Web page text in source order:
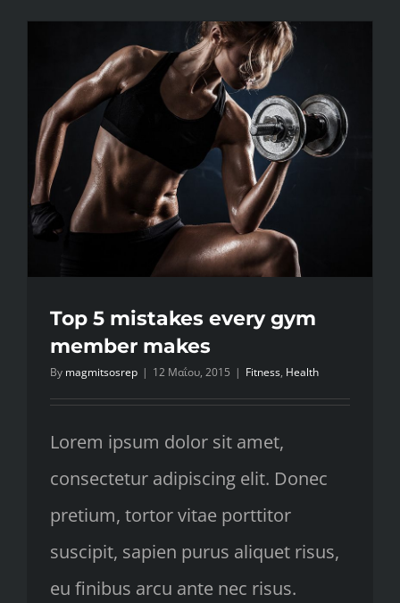
Top 5 mistakes every gym
member makes
By magmitsosrep | 12 Μαΐου, 2015 | Fitness, Health
Lorem ipsum dolor sit amet,
consectetur adipiscing elit. Donec
pretium, tortor vitae porttitor
suscipit, sapien purus aliquet risus,
eu finibus arcu ante nec risus.